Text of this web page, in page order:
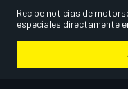
Recibe noticias de
especiales directamente